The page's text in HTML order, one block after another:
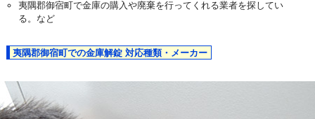
夷隅郡御宿町で金庫の購入や廃棄を行ってくれる業者を探してい
る。など
夷隅郡御宿町での金庫解錠 対応種類・メーカー